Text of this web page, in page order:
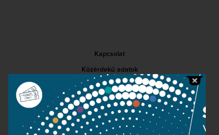
Kapcsolat
Közérdekű adatok
Sajtószoba
Adatvédelem
Impresszum